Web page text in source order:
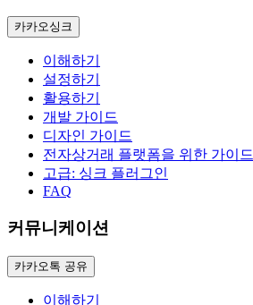
카카오싱크
이해하기
설정하기
활용하기
개발 가이드
디자인 가이드
전자상거래 플랫폼을 위한 가이드
고급: 싱크 플러그인
FAQ
커뮤니케이션
카카오톡 공유
이해하기